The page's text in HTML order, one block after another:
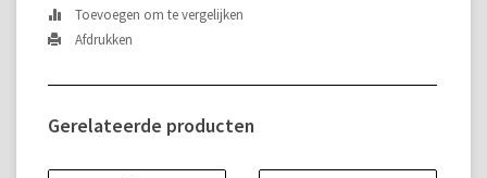
Toevoegen om te vergelijken
Afdrukken
Gerelateerde producten